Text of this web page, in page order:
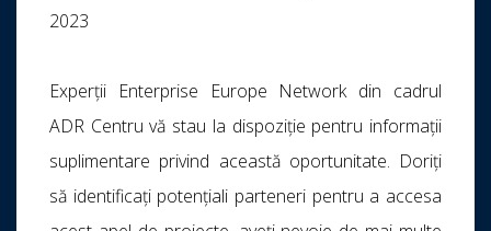
2023
Experții Enterprise Europe Network din cadrul
ADR Centru vă stau la dispoziție pentru informații
suplimentare privind această oportunitate. Doriți
să identificați potențiali parteneri pentru a accesa